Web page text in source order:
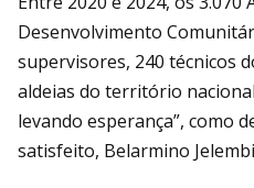
Desenvolvimento
supervisores, 240 técnicos
aldeias do território
levando esperança”, como
satisfeito, Belarmino